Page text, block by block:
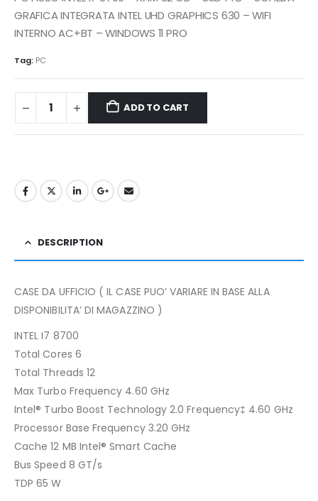
GRAFICA INTEGRATA INTEL UHD GRAPHICS 630 – WIFI
INTERNO AC+BT – WINDOWS 11 PRO
Tag: PC
ADD TO CART
DESCRIPTION
CASE DA UFFICIO ( IL CASE PUO’ VARIARE IN BASE ALLA
DISPONIBILITA’ DI MAGAZZINO )
INTEL I7 8700
Total Cores 6
Total Threads 12
Max Turbo Frequency 4.60 GHz
Intel® Turbo Boost Technology 2.0 Frequency‡ 4.60 GHz
Processor Base Frequency 3.20 GHz
Cache 12 MB Intel® Smart Cache
Bus Speed 8 GT/s
TDP 65 W